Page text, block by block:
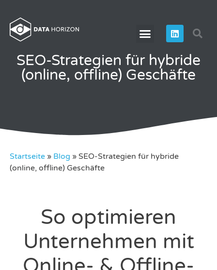
SEO-Strategien für hybride
(online, offline) Geschäfte
Startseite » Blog » SEO-Strategien für hybride
(online, offline) Geschäfte
So optimieren
Unternehmen mit